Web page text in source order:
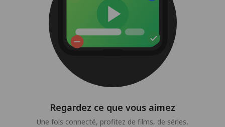
Regardez ce que vous aimez
Une fois connecté, profitez de films, de séries,